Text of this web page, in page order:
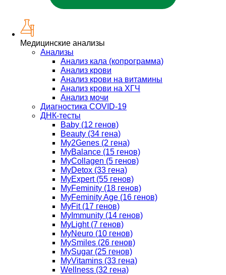
Медицинские анализы
Анализы
Анализ кала (копрограмма)
Анализ крови
Анализ крови на витамины
Анализ крови на ХГЧ
Анализ мочи
Диагностика COVID-19
ДНК-тесты
Baby (12 генов)
Beauty (34 гена)
My2Genes (2 гена)
MyBalance (15 генов)
MyCollagen (5 генов)
MyDetox (33 гена)
MyExpert (55 генов)
MyFeminity (18 генов)
MyFeminity Age (16 генов)
MyFit (17 генов)
MyImmunity (14 генов)
MyLight (7 генов)
MyNeuro (10 генов)
MySmiles (26 генов)
MySugar (25 генов)
MyVitamins (33 гена)
Wellness (32 гена)